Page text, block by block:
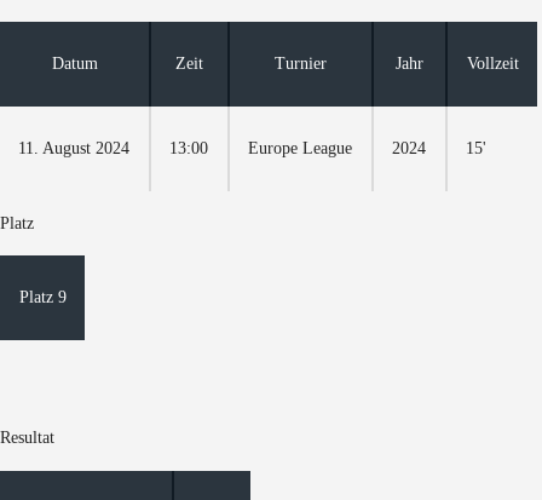
Datum Zeit Turnier Jahr Vollzeit
11. August 2024 13:00 Europe League 2024 15'
Platz
Platz 9
Resultat